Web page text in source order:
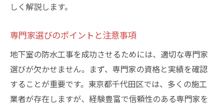
しく解説します。
専門家選びのポイントと注意事項
地下室の防水工事を成功させるためには、適切な専門家
選びが欠かせません。まず、専門家の資格と実績を確認
することが重要です。東京都千代田区では、多くの施工
業者が存在しますが、経験豊富で信頼性のある専門家を